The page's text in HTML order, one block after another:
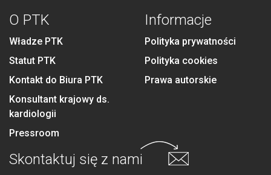
O PTK
Władze PTK
Statut PTK
Kontakt do Biura PTK
Konsultant krajowy ds.
kardiologii
Pressroom
Informacje
Polityka prywatności
Polityka cookies
Prawa autorskie
Skontaktuj się z nami